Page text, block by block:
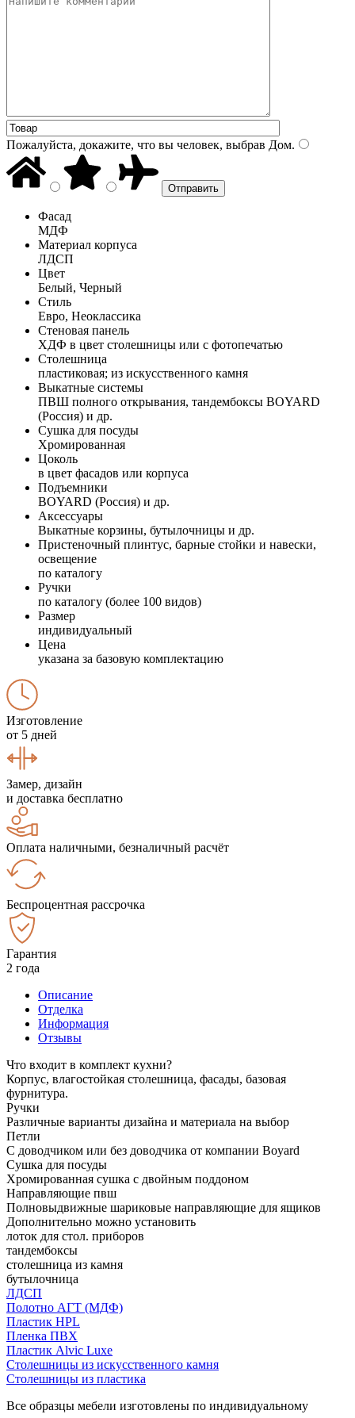
Пожалуйста, докажите, что вы человек, выбрав Дом.
Фасад
МДФ
Материал корпуса
ЛДСП
Цвет
Белый, Черный
Стиль
Евро, Неоклассика
Стеновая панель
ХДФ в цвет столешницы или с фотопечатью
Столешница
пластиковая; из искусственного камня
Выкатные системы
ПВШ полного открывания, тандембоксы BOYARD
(Россия) и др.
Сушка для посуды
Хромированная
Цоколь
в цвет фасадов или корпуса
Подъемники
BOYARD (Россия) и др.
Аксессуары
Выкатные корзины, бутылочницы и др.
Пристеночный плинтус, барные стойки и навески,
освещение
по каталогу
Ручки
по каталогу (более 100 видов)
Размер
индивидуальный
Цена
указана за базовую комплектацию
Изготовление
от 5 дней
Замер, дизайн
и доставка бесплатно
Оплата наличными, безналичный расчёт
Беспроцентная рассрочка
Гарантия
2 года
Описание
Отделка
Информация
Отзывы
Что входит в комплект кухни?
Корпус, влагостойкая столешница, фасады, базовая
фурнитура.
Ручки
Различные варианты дизайна и материала на выбор
Петли
С доводчиком или без доводчика от компании Boyard
Сушка для посуды
Хромированная сушка с двойным поддоном
Направляющие пвш
Полновыдвижные шариковые направляющие для ящиков
Дополнительно можно установить
лоток для стол. приборов
тандембоксы
столешница из камня
бутылочница
ЛДСП
Полотно АГТ (МДФ)
Пластик HPL
Пленка ПВХ
Пластик Alvic Luxe
Столешницы из искусственного камня
Столешницы из пластика
Все образцы мебели изготовлены по индивидуальному